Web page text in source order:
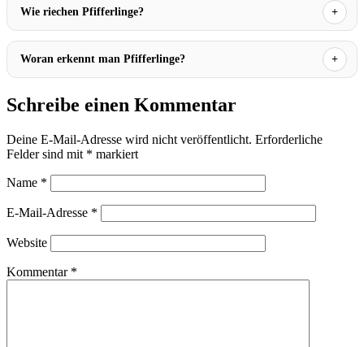
Wie riechen Pfifferlinge?
Woran erkennt man Pfifferlinge?
Schreibe einen Kommentar
Deine E-Mail-Adresse wird nicht veröffentlicht. Erforderliche
Felder sind mit * markiert
Name *
E-Mail-Adresse *
Website
Kommentar *